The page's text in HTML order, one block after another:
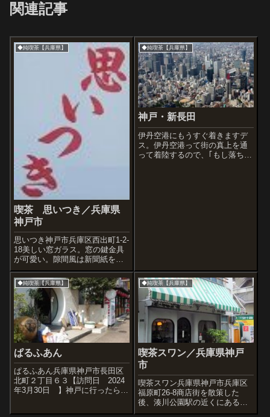
関連記事
◆純喫茶【兵庫県】
喫茶 思いつき／兵庫県
神戸市
思いつき神戸市兵庫区西出町1-2-
18美しい窓ガラス。窓の鍵金具
が可愛い。隙間風は新聞紙を差
し込んで。<思いつき 1、２>
◆純喫茶【兵庫県】
神戸・新長田
伊丹空港にもうすぐ着きますデ
ス。伊丹空港って街の真上を通
って着陸するので、｢もし落ちた
◆純喫茶【兵庫県】
ぱるふあん
ぱるふあん兵庫県神戸市長田区
北町２丁目６３【訪問日 2024‎
年‎3‎月‎30‎日 】神戸に行ったら寄
◆純喫茶【兵庫県】
喫茶スワン／兵庫県神戸
市
喫茶スワン兵庫県神戸市兵庫区
福原町26-8商店街を散策した
後、湊川公園駅の近くにある、
喫茶「スワン」へ寄りました。